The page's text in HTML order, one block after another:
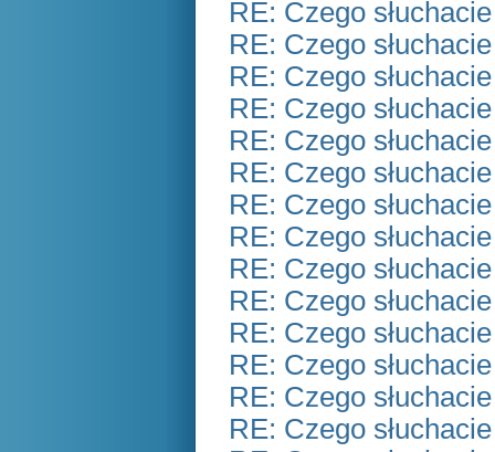
RE: Czego
RE: Czego
RE: Czego
RE: Czego
RE: Czego
RE: Czego
RE: Czego
RE: Czego
RE: Czego
RE: Czego
RE: Czego
RE: Czego
RE: Czego
RE: Czego